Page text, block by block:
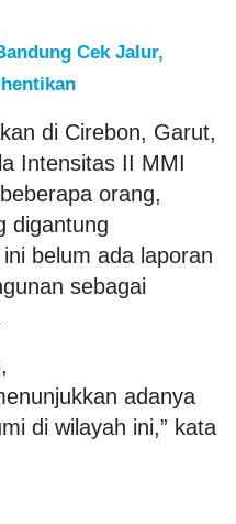
Cek Jalur,
di Cirebon, Garut,
Intensitas II MMI
orang,
digantung
belum ada laporan
sebagai
adanya
di wilayah ini,” kata